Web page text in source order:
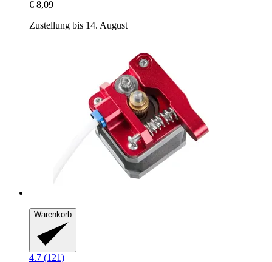
€ 8,09
Zustellung bis 14. August
Warenkorb
4.7 (121)